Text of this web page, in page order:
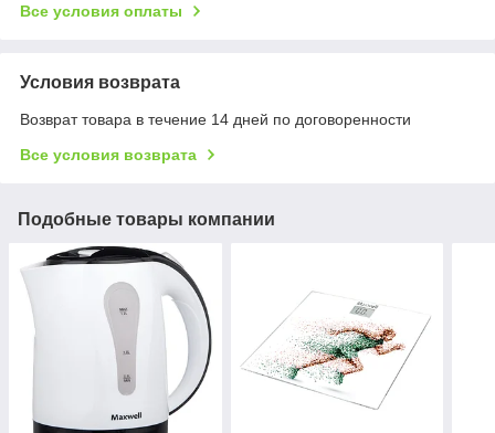
Все условия оплаты
Условия возврата
Возврат товара в течение 14 дней по договоренности
Все условия возврата
Подобные товары компании